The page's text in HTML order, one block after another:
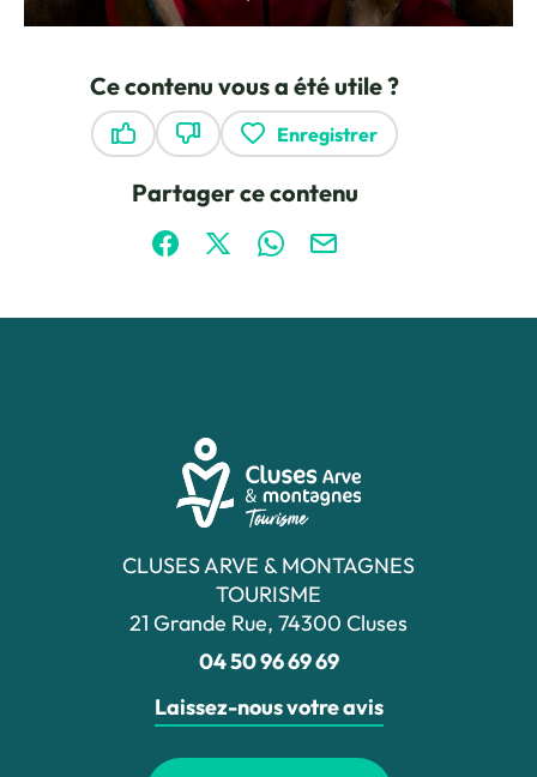
Ce contenu vous a été utile ?
Enregistrer
Partager ce contenu
Partager sur Facebook (nouvelle fenêtre)
Partager sur X / Twitter (nouvelle
Partager sur WhatsApp
Partager par mail
CLUSES ARVE & MONTAGNES
TOURISME
21 Grande Rue, 74300 Cluses
04 50 96 69 69
Laissez-nous votre avis